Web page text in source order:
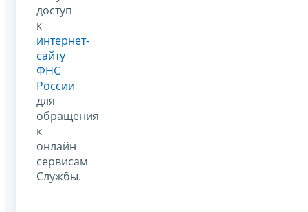
доступ
к
интернет-
сайту
ФНС
России
для
обращения
к
онлайн
сервисам
Службы.